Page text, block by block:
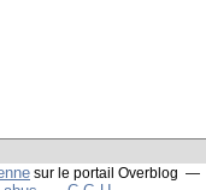
sur le portail Overblog